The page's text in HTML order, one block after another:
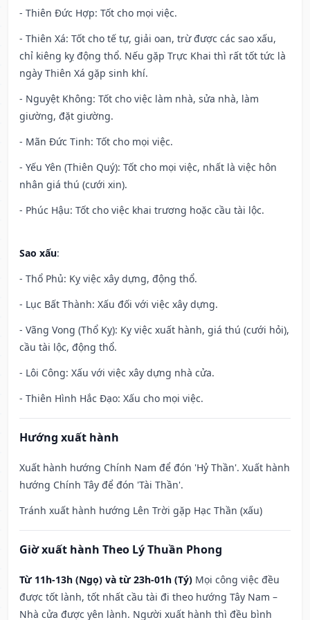
- Thiên Đức Hợp: Tốt cho mọi việc.
- Thiên Xá: Tốt cho tế tự, giải oan, trừ được các sao xấu,
chỉ kiêng kỵ động thổ. Nếu gặp Trực Khai thì rất tốt tức là
ngày Thiên Xá gặp sinh khí.
- Nguyệt Không: Tốt cho việc làm nhà, sửa nhà, làm
giường, đặt giường.
- Mãn Đức Tinh: Tốt cho mọi việc.
- Yếu Yên (Thiên Quý): Tốt cho mọi việc, nhất là việc hôn
nhân giá thú (cưới xin).
- Phúc Hậu: Tốt cho việc khai trương hoặc cầu tài lộc.
Sao xấu:
- Thổ Phủ: Kỵ việc xây dựng, động thổ.
- Lục Bất Thành: Xấu đối với việc xây dựng.
- Vãng Vong (Thổ Kỵ): Kỵ việc xuất hành, giá thú (cưới hỏi),
cầu tài lộc, động thổ.
- Lôi Công: Xấu với việc xây dựng nhà cửa.
- Thiên Hình Hắc Đạo: Xấu cho mọi việc.
Hướng xuất hành
Xuất hành hướng Chính Nam để đón 'Hỷ Thần'. Xuất hành
hướng Chính Tây để đón 'Tài Thần'.
Tránh xuất hành hướng Lên Trời gặp Hạc Thần (xấu)
Giờ xuất hành Theo Lý Thuần Phong
Từ 11h-13h (Ngọ) và từ 23h-01h (Tý) Mọi công việc đều
được tốt lành, tốt nhất cầu tài đi theo hướng Tây Nam –
Nhà cửa được yên lành. Người xuất hành thì đều bình